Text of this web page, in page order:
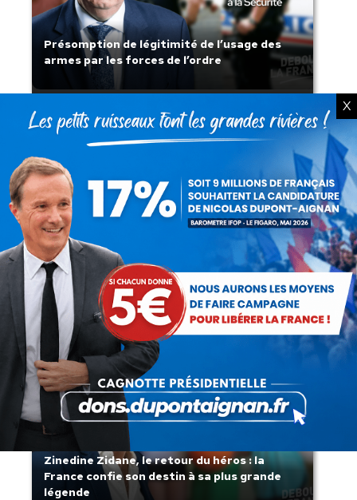
Présomption de légitimité de l’usage des
armes par les forces de l’ordre
Lorsque tout flambe et que l’État
s’affaisse.
Zinedine Zidane, le retour du héros : la
France confie son destin à sa plus grande
légende
X